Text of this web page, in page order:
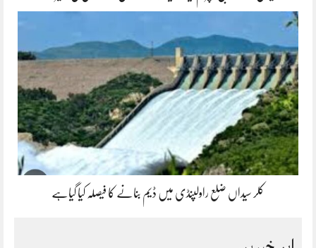
کلر سیداں ضلع راولپنڈی میں ڈیم بنانے کا فیصلہ کیا گیاہے